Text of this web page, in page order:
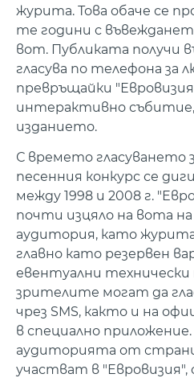
журита. Това обаче се
те години с
вот. Публиката получи
гласува по телефона за
превръщайки
интерактивно
изданието.
С времето гласуването
песенния конкурс се
между 1998 и 2008 г.
почти изцяло на вота
аудитория, като
главно като резервен
евентуални технически
зрителите могат да
чрез SMS, както и на
в специално
аудиторията от
участват в "Евровизия",